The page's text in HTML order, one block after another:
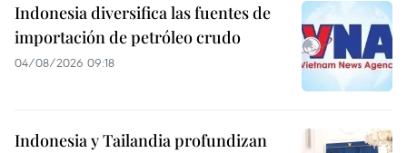
Indonesia diversifica las fuentes de
importación de petróleo crudo
04/08/2026 09:18
Indonesia y Tailandia profundizan